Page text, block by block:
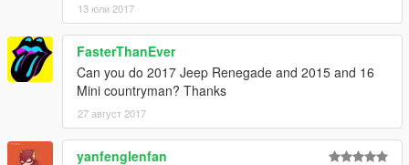
13 юли 2017
FasterThanEver
Can you do 2017 Jeep Renegade and 2015 and 16
Mini countryman? Thanks
27 август 2017
yanfenglenfan